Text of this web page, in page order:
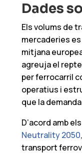
Dades
Els volums de
mercaderies
mitjana
agreuja el
per ferrocarril
operatius i
que la
D’acord amb
Neutrality 2050
transport